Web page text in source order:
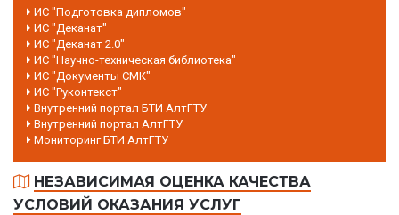
ИС "Подготовка дипломов"
ИС "Деканат"
ИС "Деканат 2.0"
ИС "Научно-техническая библиотека"
ИС "Документы СМК"
ИС "Руконтекст"
Внутренний портал БТИ АлтГТУ
Внутренний портал АлтГТУ
Мониторинг БТИ АлтГТУ
НЕЗАВИСИМАЯ ОЦЕНКА КАЧЕСТВА
УСЛОВИЙ ОКАЗАНИЯ УСЛУГ